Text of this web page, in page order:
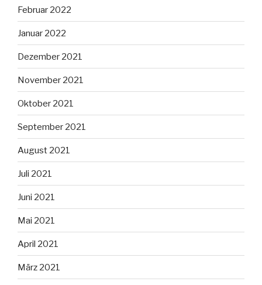
Februar 2022
Januar 2022
Dezember 2021
November 2021
Oktober 2021
September 2021
August 2021
Juli 2021
Juni 2021
Mai 2021
April 2021
März 2021